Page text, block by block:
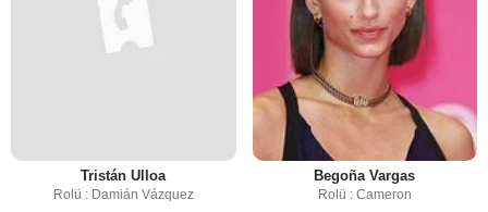
Tristán Ulloa
Rolü : Damián Vázquez
Begoña Vargas
Rolü : Cameron